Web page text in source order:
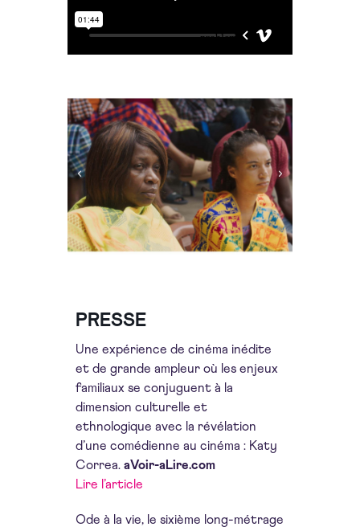
PRESSE
Une expérience de cinéma inédite
et de grande ampleur où les enjeux
familiaux se conjuguent à la
dimension culturelle et
ethnologique avec la révélation
d’une comédienne au cinéma : Katy
Correa. aVoir-aLire.com
Lire l’article
Ode à la vie, le sixième long-métrage